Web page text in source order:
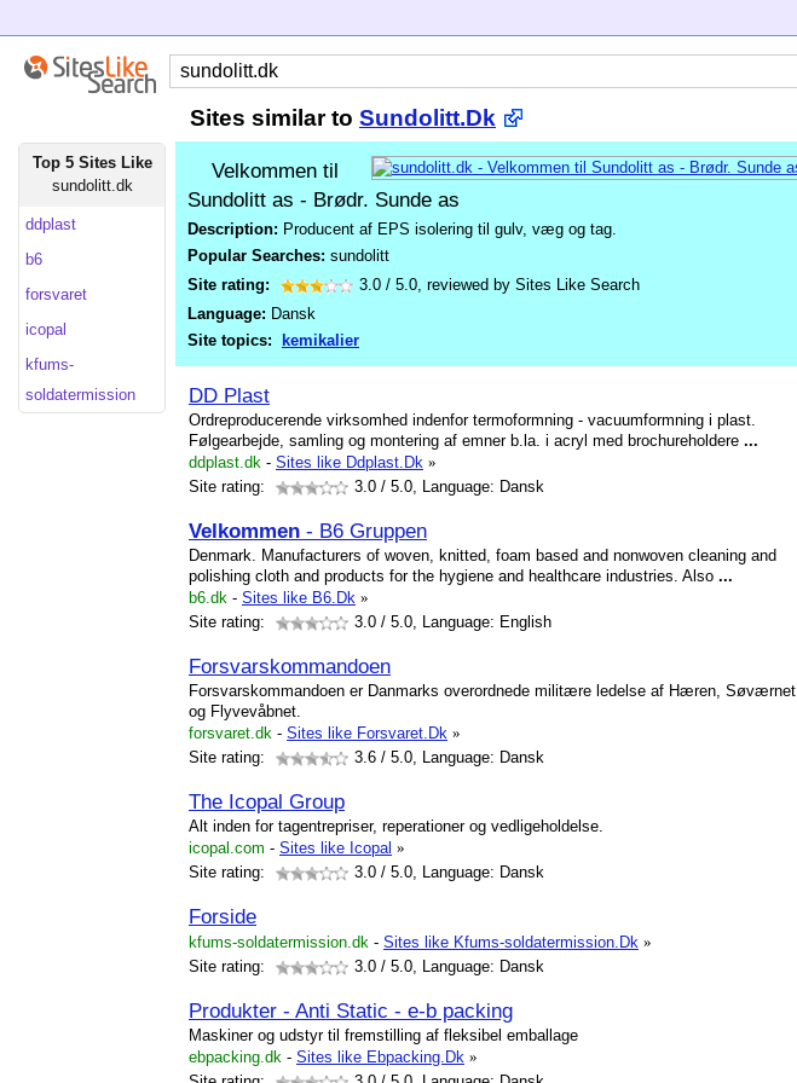
Sites similar to Sundolitt.Dk
Top 5 Sites Like
sundolitt.dk
ddplast
b6
forsvaret
icopal
kfums-
soldatermission
Velkommen til
Sundolitt as - Brødr. Sunde as
Description: Producent af EPS isolering til gulv, væg og tag.
Popular Searches: sundolitt
Site rating:
3.0 / 5.0, reviewed by Sites Like Search
Language: Dansk
Site topics:
kemikalier
DD Plast
Ordreproducerende virksomhed indenfor termoformning - vacuumformning i plast.
Følgearbejde, samling og montering af emner b.la. i acryl med brochureholdere ...
ddplast.dk - Sites like Ddplast.Dk »
Site rating:
3.0 / 5.0, Language: Dansk
Velkommen - B6 Gruppen
Denmark. Manufacturers of woven, knitted, foam based and nonwoven cleaning and
polishing cloth and products for the hygiene and healthcare industries. Also ...
b6.dk - Sites like B6.Dk »
Site rating:
3.0 / 5.0, Language: English
Forsvarskommandoen
Forsvarskommandoen er Danmarks overordnede militære ledelse af Hæren, Søværnet
og Flyvevåbnet.
forsvaret.dk - Sites like Forsvaret.Dk »
Site rating:
3.6 / 5.0, Language: Dansk
The Icopal Group
Alt inden for tagentrepriser, reperationer og vedligeholdelse.
icopal.com - Sites like Icopal »
Site rating:
3.0 / 5.0, Language: Dansk
Forside
kfums-soldatermission.dk - Sites like Kfums-soldatermission.Dk »
Site rating:
3.0 / 5.0, Language: Dansk
Produkter - Anti Static - e-b packing
Maskiner og udstyr til fremstilling af fleksibel emballage
ebpacking.dk - Sites like Ebpacking.Dk »